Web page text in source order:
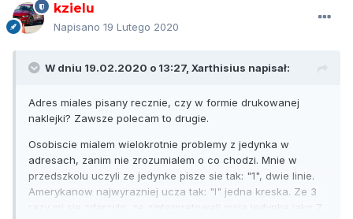
kzielu
Napisano 19 Lutego 2020
W dniu 19.02.2020 o 13:27, Xarthisius napisał:
Adres miales pisany recznie, czy w formie drukowanej
naklejki? Zawsze polecam to drugie.
Osobiscie mialem wielokrotnie problemy z jedynka w
adresach, zanim nie zrozumialem o co chodzi. Mnie w
przedszkolu uczyli ze jedynke pisze sie tak: "1", dwie linie.
Amerykanow najwyrazniej ucza tak: "I" jedna kreska. Ze 3
razy mi sie zdarzylo, ze zinterpretowali moja jedynke jako 7.